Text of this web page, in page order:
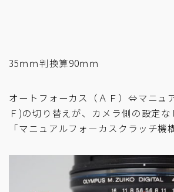
35ｍｍ判換算90ｍｍ
オートフォーカス（ＡＦ）⇔マニュ
Ｆ)の切り替えが、カメラ側の設定
「マニュアルフォーカスクラッチ機